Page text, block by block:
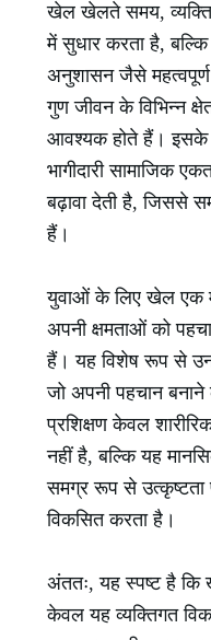
खेल खेलते समय, व्यक्ति
में सुधार करता है,
अनुशासन जैसे
गुण जीवन के विभिन्न
आवश्यक होते हैं। इसके
भागीदारी सामाजिक
बढ़ावा देती है, जिससे
हैं।
युवाओं के लिए खेल एक
अपनी क्षमताओं को
हैं। यह विशेष रूप से उन
जो अपनी पहचान
प्रशिक्षण केवल
नहीं है, बल्कि यह
समग्र रूप से उत्कृष्टता
विकसित करता है।
अंततः, यह स्पष्ट है
केवल यह व्यक्तिगत